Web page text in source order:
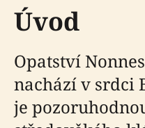
Úvod
Opatství
nachází v srdci
je